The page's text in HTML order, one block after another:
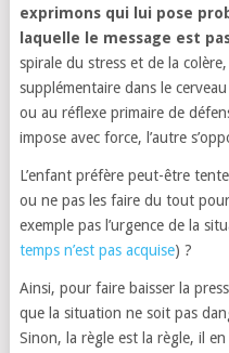
exprimons qui lui pose
laquelle le message est
spirale du stress et de la
supplémentaire dans le
ou au réflexe primaire de
impose avec force, l’autre
L’enfant préfère peut-être
ou ne pas les faire du tout
exemple pas l’urgence de la
temps n’est pas acquise) ?
Ainsi, pour faire baisser la
que la situation ne soit pas
Sinon, la règle est la règle, il en